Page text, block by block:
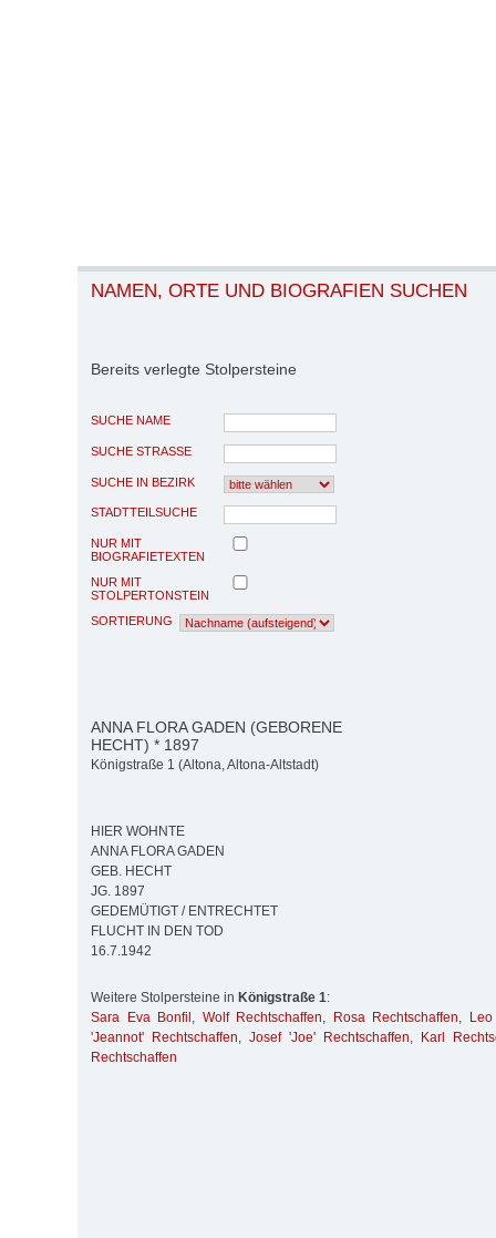
NAMEN, ORTE UND BIOGRAFIEN SUCHEN
Bereits verlegte Stolpersteine
SUCHE NAME
SUCHE STRASSE
SUCHE IN BEZIRK
STADTTEILSUCHE
NUR MIT
BIOGRAFIETEXTEN
NUR MIT
STOLPERTONSTEIN
SORTIERUNG
ANNA FLORA GADEN (GEBORENE
HECHT) * 1897
Königstraße 1 (Altona, Altona-Altstadt)
HIER WOHNTE
ANNA FLORA GADEN
GEB. HECHT
JG. 1897
GEDEMÜTIGT / ENTRECHTET
FLUCHT IN DEN TOD
16.7.1942
Weitere Stolpersteine in Königstraße 1:
Sara Eva Bonfil , Wolf Rechtschaffen, Rosa Rechtschaffen,
'Jeannot' Rechtschaffen, Josef 'Joe' Rechtschaffen,
Karl
Rechtschaffen